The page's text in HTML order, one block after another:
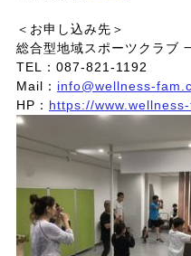
＜お申し込み先＞
総合型地域スポーツクラブ
TEL：087-821-1192
Mail： info@wellness-
HP： https://